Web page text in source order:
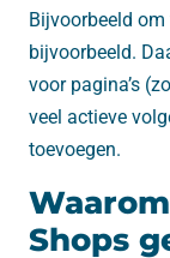
Bijvoorbeeld
bijvoorbeeld.
voor pagina’s
veel actieve
toevoegen.
Shops